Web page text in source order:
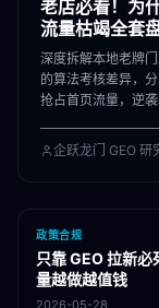
老店必看！为
流量枯竭全套
深度拆解本地老牌
的算法考核差异，
抢占首页流量，逆袭
企跃龙门 GEO 研
政策合规
只靠 GEO 拉新
量越做越值钱
2026-05-28